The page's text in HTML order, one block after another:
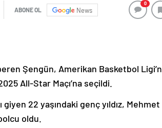
ABONE OL News
0
Şengün, Amerikan Basketbol
All-Star Maçı’na seçildi.
22 yaşındaki genç yıldız,
oldu.